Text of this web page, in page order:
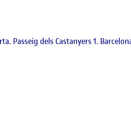
Passeig dels Castanyers 1.